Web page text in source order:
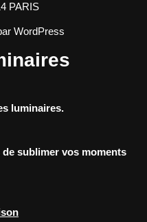
PARIS
WordPress
luminaires.
sublimer vos moments